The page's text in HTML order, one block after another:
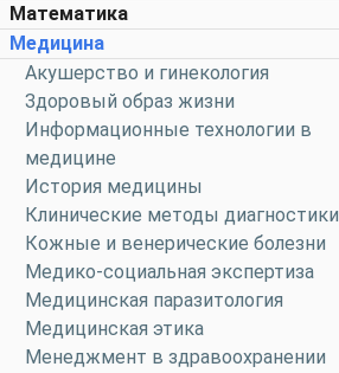
Математика
Медицина
Акушерство и гинекология
Здоровый образ жизни
Информационные технологии в
медицине
История медицины
Клинические методы диагностики
Кожные и венерические болезни
Медико-социальная экспертиза
Медицинская паразитология
Медицинская этика
Менеджмент в здравоохранении